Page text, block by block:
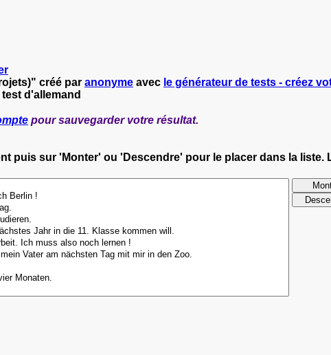
créé par anonyme avec le générateur de tests - créez
d'allemand
pour sauvegarder votre résultat.
puis sur 'Monter' ou 'Descendre' pour le placer dans la